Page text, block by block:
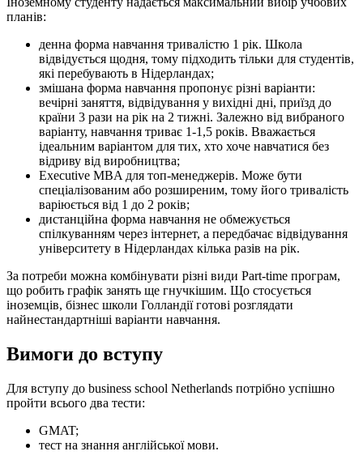
планів:
денна форма навчання тривалістю 1 рік. Школа
відвідується щодня, тому підходить тільки для студентів,
які перебувають в Нідерландах;
змішана форма навчання пропонує різні варіанти:
вечірні заняття, відвідування у вихідні дні, приїзд до
країни 3 рази на рік на 2 тижні. Залежно від вибраного
варіанту, навчання триває 1-1,5 років. Вважається
ідеальним варіантом для тих, хто хоче навчатися без
відриву від виробництва;
Executive MBA для топ-менеджерів. Може бути
спеціалізованим або розширеним, тому його тривалість
варіюється від 1 до 2 років;
дистанційна форма навчання не обмежується
спілкуванням через інтернет, а передбачає відвідування
університету в Нідерландах кілька разів на рік.
За потреби можна комбінувати різні види Part-time програм,
що робить графік занять ще гнучкішим. Що стосується
іноземців, бізнес школи Голландії готові розглядати
найнестандартніші варіанти навчання.
Вимоги до вступу
Для вступу до business school Netherlands потрібно успішно
пройти всього два тести:
GMAT;
тест на знання англійської мови.